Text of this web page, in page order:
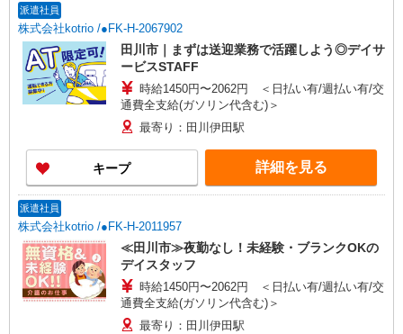
派遣社員
株式会社kotrio /●FK-H-2067902
田川市｜まずは送迎業務で活躍しよう◎デイサ
ービスSTAFF
時給1450円〜2062円 ＜日払い有/週払い有/交
通費全支給(ガソリン代含む)＞
最寄り：田川伊田駅
キープ 詳細を見る
派遣社員
株式会社kotrio /●FK-H-2011957
≪田川市≫夜勤なし！未経験・ブランクOKの
デイスタッフ
時給1450円〜2062円 ＜日払い有/週払い有/交
通費全支給(ガソリン代含む)＞
最寄り：田川伊田駅